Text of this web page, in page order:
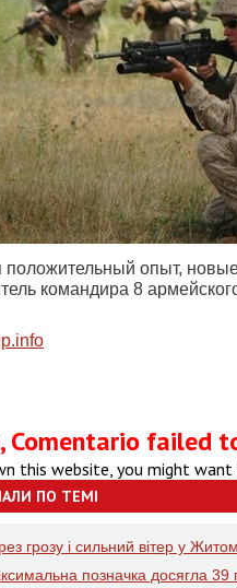
положительный опыт,
командира 8
Comentario failed
this website, you might
ПО ТЕМІ
грозу і сильний вітер у
позначка досягла 39